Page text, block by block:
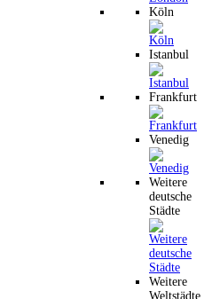
Köln
Istanbul
Frankfurt
Venedig
Weitere
deutsche
Städte
Weitere
Weltstädte